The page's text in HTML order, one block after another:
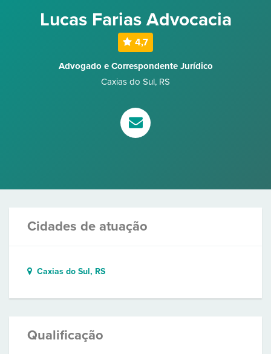
Lucas Farias Advocacia
4,7
Advogado e Correspondente Jurídico
Caxias do Sul, RS
Cidades de atuação
Caxias do Sul, RS
Qualificação